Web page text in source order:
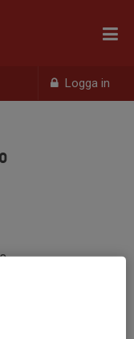
Logga in